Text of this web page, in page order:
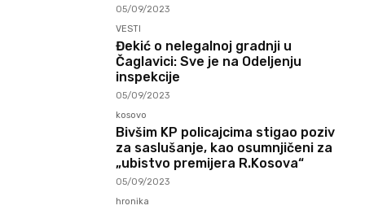
05/09/2023
VESTI
Đekić o nelegalnoj gradnji u
Čaglavici: Sve je na Odeljenju
inspekcije
05/09/2023
kosovo
Bivšim KP policajcima stigao poziv
za saslušanje, kao osumnjičeni za
„ubistvo premijera R.Kosova“
05/09/2023
hronika